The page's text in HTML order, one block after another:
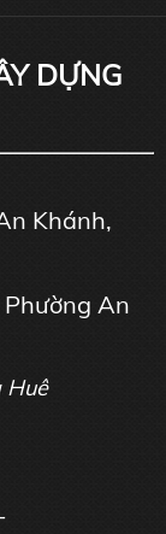
DỰNG
Khánh,
An
Huê